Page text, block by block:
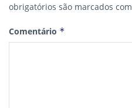
obrigatórios são marcados com
Comentário *